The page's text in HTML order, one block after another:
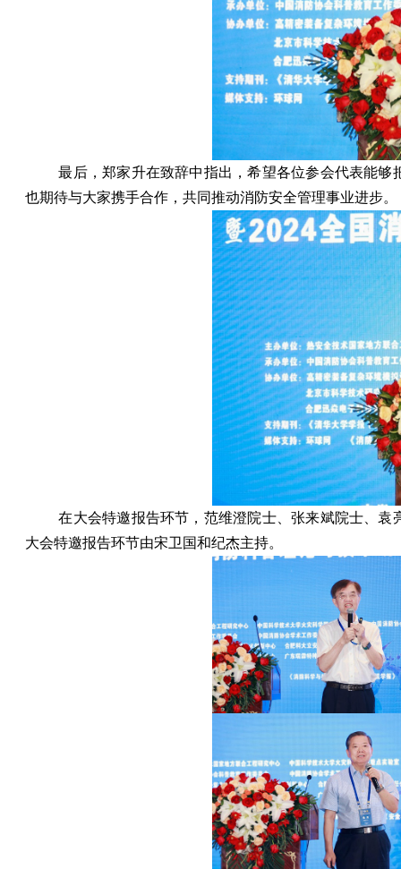
最后，郑家升在致辞中指出，希望各位参会代表能
也期待与大家携手合作，共同推动消防安全管理事业进步。
在大会特邀报告环节，范维澄院士、张来斌院士、
大会特邀报告环节由宋卫国和纪杰主持。